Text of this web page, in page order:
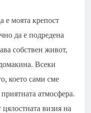
е моята крепост
да е подредена
собствен живот,
Всеки
което сами сме
атмосфера.
визия на